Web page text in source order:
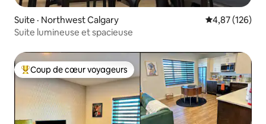
Suite · Northwest Calgary Note
4,87 (126)
Suite lumineuse et spacieuse
Coup de cœur voyageurs parmi les plus aimés
Coup de cœur voyageurs